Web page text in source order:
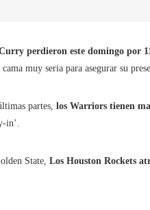
perdieron este domingo por
muy seria para asegurar su
partes, los Warriors tienen
in’.
State, Los Houston Rockets